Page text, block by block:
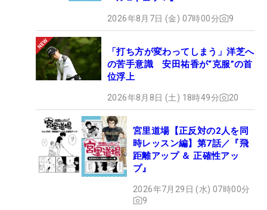
2026年8月7日 (金) 07時00分 9
「打ち方が変わってしまう」洋芝へ
の苦手意識 安田祐香が“克服”の首
位浮上
2026年8月8日 (土) 18時49分 20
宮里道場【正反対の2人を同
時レッスン編】第7話／『飛
距離アップ ＆ 正確性アッ
プ』
2026年7月29日 (水) 07時00分
9